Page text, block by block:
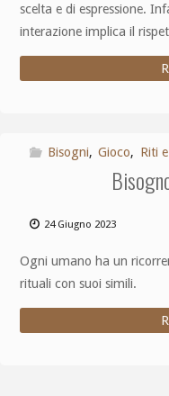
scelta e di espressione.
interazione implica il
Bisogni, Gioco, Riti
24 Giugno 2023
Ogni umano ha un
rituali con suoi simili.